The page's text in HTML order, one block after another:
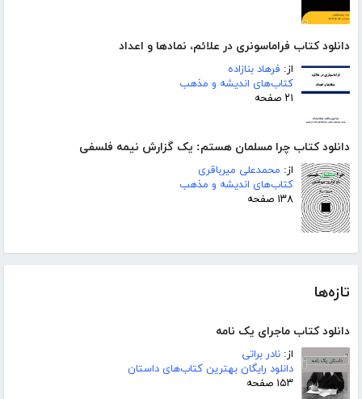
دانلود کتاب فراماسونری در علائم، نمادها و اعداد
از: فرهاد بنازاده
کتاب‌های اندیشه و مذهب
۲۱ صفحه
دانلود کتاب چرا مسلمان هستم: یک گزارش نیمه فلسفی
از: محمدعلی میرباقری
کتاب‌های اندیشه و مذهب
۱۳۸ صفحه
تازه‌ها
دانلود کتاب ماجرای یک نامه
از: نادر براتی
دانلود رایگان بهترین کتاب‌های داستان
۱۵۳ صفحه